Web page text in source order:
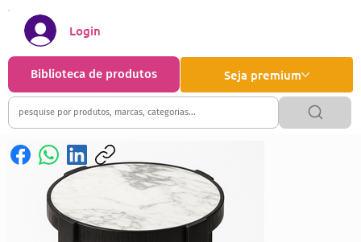
Seja premium
Biblioteca de produtos
Login